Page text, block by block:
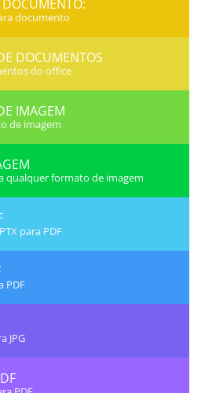
documento
DOCUMENTOS
do office
IMAGEM
de imagem
qualquer formato de imagem
para PDF
PDF
JPG